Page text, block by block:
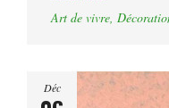
Art de vivre,
Déc